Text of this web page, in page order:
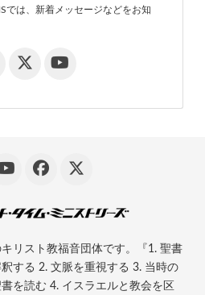
では、新着メッセージなどをお知
リスト教福音団体です。『1. 聖書
する 2. 文脈を重視する 3. 当時の
を読む 4. イスラエルと教会を区